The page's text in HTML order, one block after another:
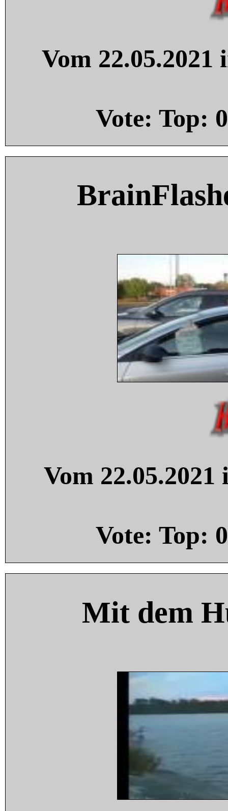
Vom
Vote: Top: 0
Vom
Vote: Top: 0
Mit dem